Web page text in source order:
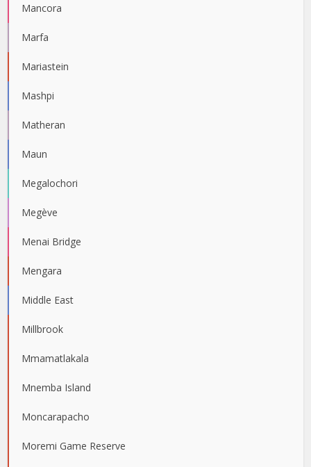
Mancora
Marfa
Mariastein
Mashpi
Matheran
Maun
Megalochori
Megève
Menai Bridge
Mengara
Middle East
Millbrook
Mmamatlakala
Mnemba Island
Moncarapacho
Moremi Game Reserve